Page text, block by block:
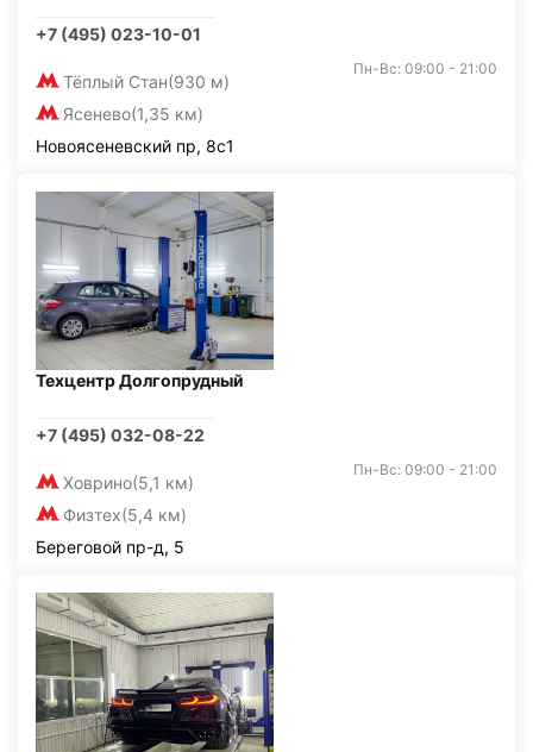
+7 (495) 023-10-01
Тёплый Стан(930 м)
Ясенево(1,35 км)
Пн-Вс: 09:00 - 21:00
Новоясеневский пр, 8с1
Техцентр Долгопрудный
+7 (495) 032-08-22
Ховрино(5,1 км)
Физтех(5,4 км)
Пн-Вс: 09:00 - 21:00
Береговой пр-д, 5